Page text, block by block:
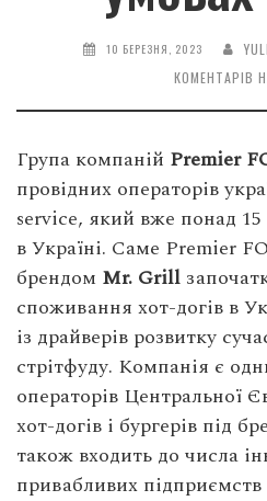
10 БЕРЕЗНЯ, 2023
КОМЕНТАРІВ
Група компаній Premier
провідних операторів
service, який вже понад
в Україні. Саме Premier
брендом Mr. Grill
споживання хот-догів в
із драйверів розвитку
стрітфуду. Компанія є
операторів Центральної
хот-догів і бургерів під
також входить до числа
привабливих підприємств